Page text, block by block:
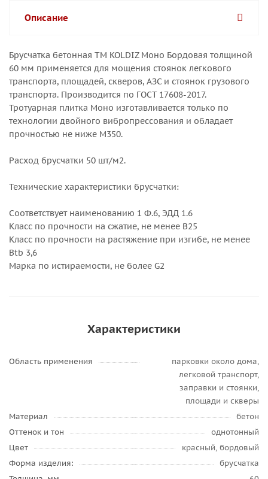
Описание
Брусчатка бетонная ТМ KOLDIZ Моно Бордовая толщиной
60 мм применяется для мощения стоянок легкового
транспорта, площадей, скверов, АЗС и стоянок грузового
транспорта. Производится по ГОСТ 17608-2017.
Тротуарная плитка Моно изготавливается только по
технологии двойного вибропрессования и обладает
прочностью не ниже М350.
Расход брусчатки 50 шт/м2.
Технические характеристики брусчатки:
Соответствует наименованию 1 Ф.6, ЭДД 1.6
Класс по прочности на сжатие, не менее B25
Класс по прочности на растяжение при изгибе, не менее
Btb 3,6
Марка по истираемости, не более G2
Характеристики
Область применения
парковки около дома,
легковой транспорт,
заправки и стоянки,
площади и скверы
Материал
бетон
Оттенок и тон
однотонный
Цвет
красный, бордовый
Форма изделия:
брусчатка